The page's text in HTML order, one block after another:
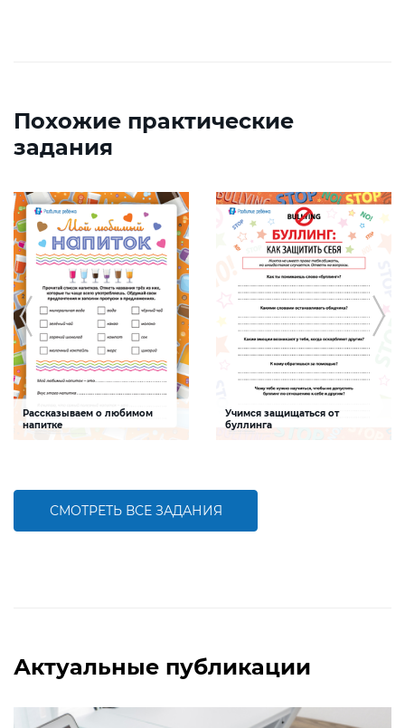
Похожие практические
задания
Рассказываем о любимом
напитке
Учимся защищаться от
буллинга
ответственного и безопасного
СМОТРЕТЬ ВСЕ ЗАДАНИЯ
Актуальные публикации